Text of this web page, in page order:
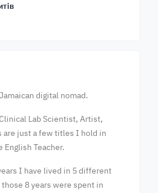
digital nomad.
Lab Scientist, Artist,
are just a few titles I hold in
Teacher.
I have lived in 5 different
8 years were spent in